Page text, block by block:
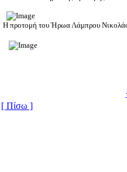
Η προτομή του Ήρωα Λάμπρου
[ Πίσω ]